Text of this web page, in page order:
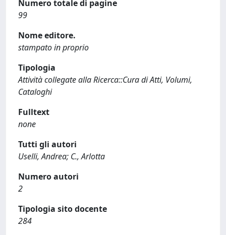
Numero totale di pagine
99
Nome editore.
stampato in proprio
Tipologia
Attività collegate alla Ricerca::Cura di Atti, Volumi,
Cataloghi
Fulltext
none
Tutti gli autori
Uselli, Andrea; C., Arlotta
Numero autori
2
Tipologia sito docente
284